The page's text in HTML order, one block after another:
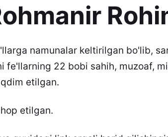
namunalar keltirilgan bo'lib,
fe'llarning 22 bobi sahih, muzoaf,
etilgan.
etilgan.